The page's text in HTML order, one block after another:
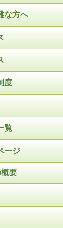
な方へ
度
覧
ージ
概要